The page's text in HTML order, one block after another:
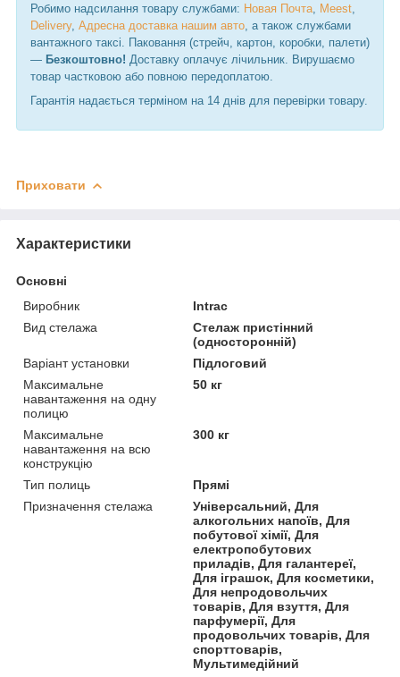
Робимо надсилання товару службами: Новая Почта Meest
Delivery, Адресна доставка нашим авто , а також службами
вантажного таксі. Паковання (стрейч, картон, коробки, палети)
— Безкоштовно! Доставку оплачує лічильник. Вирушаємо
товар частковою або повною передоплатою.
Гарантія надається терміном на 14 днів для перевірки товару.
Приховати
Характеристики
Основні
Виробник
Intrac
Вид стелажа
Стелаж пристінний
(односторонній)
Варіант установки
Підлоговий
Максимальне
навантаження на одну
полицю
50 кг
Максимальне
навантаження на всю
конструкцію
300 кг
Тип полиць
Прямі
Призначення стелажа
Універсальний, Для
алкогольних напоїв, Для
побутової хімії, Для
електропобутових
приладів, Для галантереї,
Для іграшок, Для косметики,
Для непродовольчих
товарів, Для взуття, Для
парфумерії, Для
продовольчих товарів, Для
спорттоварів,
Мультимедійний